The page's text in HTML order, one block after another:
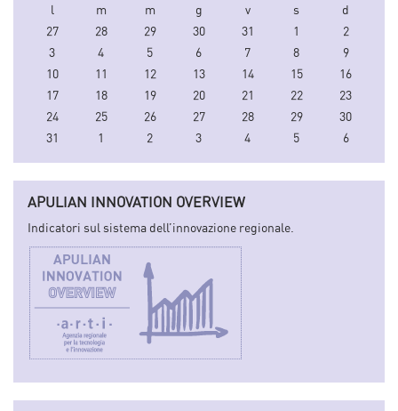
l
m m g v s
d
27
28 29 30 31 1
2
3
4 5 6 7 8
9
10
11 12 13 14 15
16
17
18 19 20 21 22
23
24
25 26 27 28 29
30
31
1 2 3 4 5 6
APULIAN INNOVATION OVERVIEW
Indicatori sul sistema dell’innovazione regionale.